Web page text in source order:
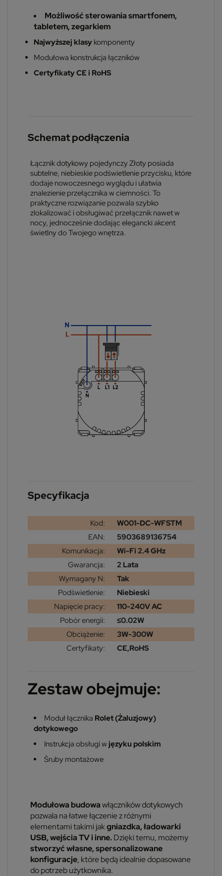
Możliwość sterowania smartfonem,
tabletem, zegarkiem
Najwyższej klasy komponenty
Modułowa konstrukcja łączników
Certyfikaty CE i RoHS
Schemat podłączenia
Łącznik dotykowy pojedynczy Złoty posiada
subtelne, niebieskie podświetlenie przycisku, które
dodaje nowoczesnego wyglądu i ułatwia
znalezienie przełącznika w ciemności. To
praktyczne rozwiązanie pozwala szybko
zlokalizować i obsługiwać przełącznik nawet w
nocy, jednocześnie dodając elegancki akcent
świetlny do Twojego wnętrza.
Specyfikacja
Kod:
W001-DC-WFSTM
EAN:
5903689136754
Komunikacja:
Wi-Fi 2.4 GHz
Gwarancja:
2 Lata
Wymagany N:
Tak
Podświetlenie:
Niebieski
Napięcie pracy:
110-240V AC
Pobór energii:
≤0.02W
Obciążenie:
3W-300W
Certyfikaty:
CE,RoHS
Zestaw obejmuje:
Moduł łącznika Rolet (Żaluzjowy)
dotykowego
Instrukcja obsługi w języku polskim
Śruby montażowe
Modułowa budowawłączników dotykowych
pozwala na łatwe łączenie z różnymi
elementami takimi jakgniazdka, ładowarki
USB, wejścia TV i inne. Dzięki temu, możemy
stworzyć własne, spersonalizowane
konfiguracje, które będą idealnie dopasowane
do potrzeb użytkownika.